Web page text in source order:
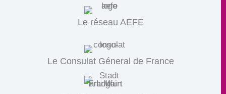
Le réseau AEFE
Le Consulat Géneral de France